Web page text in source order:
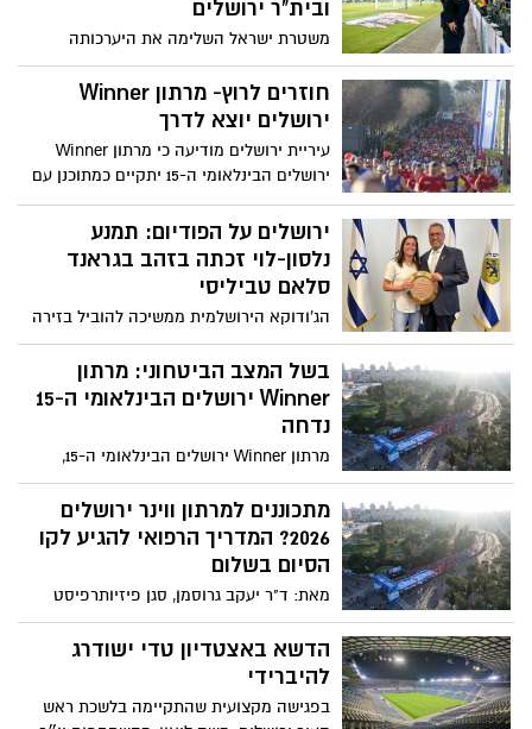
ובית"ר ירושלים
משטרת ישראל השלימה את היערכותה
לקראת משחק הכדורגל שיתקיים הערב,
בשעה 20:00 באצטדיון טדי, בין הקבוצות
הפועל ירושלים ובית"ר ירושלים
חוזרים לרוץ- מרתון Winner
ירושלים יוצא לדרך
עיריית ירושלים מודיעה כי מרתון Winner
ירושלים הבינלאומי ה-15 יתקיים כמתוכנן עם
כ-40 אלף משתתפים, ביום שישי, 17.4.26; ראש
העיר משה ליאון: "זהו רגע שמסמן חזרה
לפעילות וחוסן לאומי בעיר הבירה ירושלים"
ירושלים על הפודיום: תמנע
נלסון-לוי זכתה בזהב בגראנד
סלאם טביליסי
הג’ודוקא הירושלמית ממשיכה להוביל בזירה
הבינלאומית עם ניצחון בגמר ישראלי והישג
מרשים לנבחרת ישראל, שגרפה ארבע מדליות
ביום תחרות אחד
בשל המצב הביטחוני: מרתון
Winner ירושלים הבינלאומי ה-15
נדחה
מרתון Winner ירושלים הבינלאומי ה-15,
שתוכנן להתקיים ביום שישי 27.3, נדחה למועד
חדש – 17.4.26
מתכוננים למרתון ווינר ירושלים
2026? המדריך הרפואי להגיע לקו
הסיום בשלום
מאת: ד"ר יעקב גרוסמן, סגן פיזיותרפיסט
ראשי במאוחדת ודודי לביא, דיאטן מחוזי
במאוחדת מחוז ירושלים
הדשא באצטדיון טדי ישודרג
להיברידי
בפגישה מקצועית שהתקיימה בלשכת ראש